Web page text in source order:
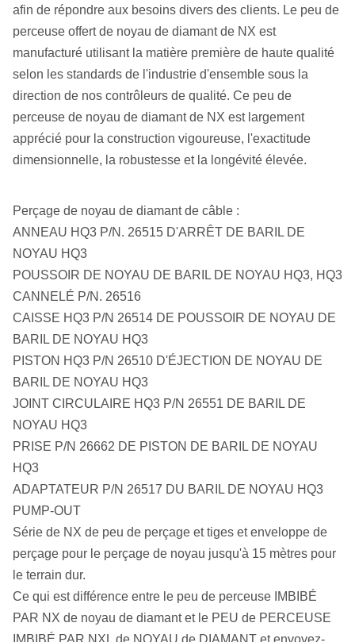
afin de répondre aux besoins divers des clients. Le peu de
perceuse offert de noyau de diamant de NX est
manufacturé utilisant la matière première de haute qualité
selon les standards de l'industrie d'ensemble sous la
direction de nos contrôleurs de qualité. Ce peu de
perceuse de noyau de diamant de NX est largement
apprécié pour la construction vigoureuse, l'exactitude
dimensionnelle, la robustesse et la longévité élevée.
Perçage de noyau de diamant de câble :
ANNEAU HQ3 P/N. 26515 D'ARRÊT DE BARIL DE
NOYAU HQ3
POUSSOIR DE NOYAU DE BARIL DE NOYAU HQ3, HQ3
CANNELÉ P/N. 26516
CAISSE HQ3 P/N 26514 DE POUSSOIR DE NOYAU DE
BARIL DE NOYAU HQ3
PISTON HQ3 P/N 26510 D'ÉJECTION DE NOYAU DE
BARIL DE NOYAU HQ3
JOINT CIRCULAIRE HQ3 P/N 26551 DE BARIL DE
NOYAU HQ3
PRISE P/N 26662 DE PISTON DE BARIL DE NOYAU
HQ3
ADAPTATEUR P/N 26517 DU BARIL DE NOYAU HQ3
PUMP-OUT
Série de NX de peu de perçage et tiges et enveloppe de
perçage pour le perçage de noyau jusqu'à 15 mètres pour
le terrain dur.
Ce qui est différence entre le peu de perceuse IMBIBÉ
PAR NX de noyau de diamant et le PEU de PERCEUSE
IMBIBÉ PAR NXL de NOYAU de DIAMANT et envoyez-